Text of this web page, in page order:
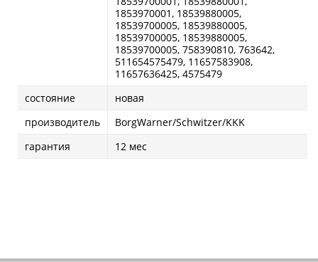
1853970001, 18539880005,
18539700005, 18539880005,
18539700005, 18539880005,
18539700005, 758390810, 763642,
511654575479, 11657583908,
11657636425, 4575479
состояние
новая
производитель
BorgWarner/Schwitzer/KKK
гарантия
12 мес